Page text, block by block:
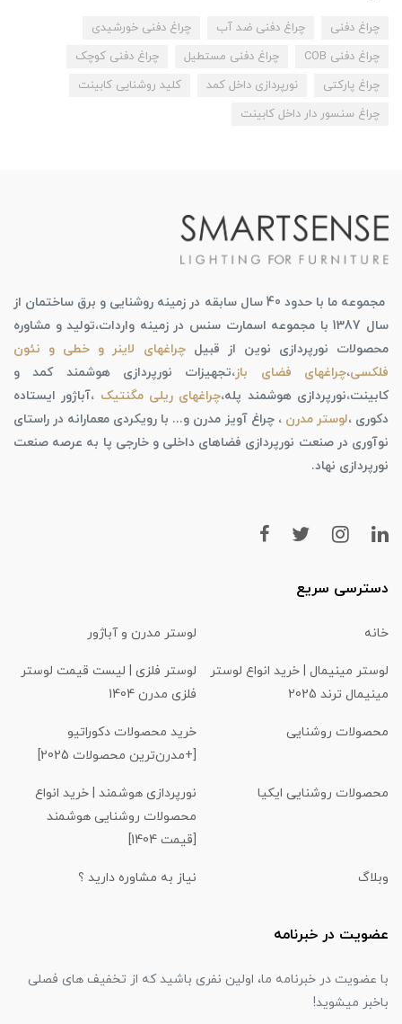
چراغ دفنی چراغ دفنی ضد آب
چراغ دفنی خورشیدی
چراغ دفنی COB
چراغ دفنی مستطیل
چراغ دفنی کوچک
چراغ پارکتی
نورپردازی داخل کمد
کلید روشنایی کابینت
چراغ سنسور دار داخل کابینت
مجموعه ما با حدود 40 سال سابقه در زمینه روشنایی و برق ساختمان از
سال 1387 با مجموعه اسمارت سنس در زمینه واردات،تولید و مشاوره
محصولات نورپردازی نوین از قبیلچراغهای لاینر و خطی و نئون
فلکسی،چراغهای فضای باز،تجهیزات نورپردازی هوشمند کمد و
کابینت،نورپردازی هوشمند پله،چراغهای ریلی مگنتیک ،آباژور ایستاده
دکوری ،لوستر مدرن ، چراغ آویز مدرن و... با رویکردی معمارانه در راستای
نوآوری در صنعت نورپردازی فضاهای داخلی و خارجی پا به عرصه صنعت
نورپردازی نهاد.
دسترسی سریع
خانه لوستر مدرن و آباژور
لوستر مینیمال | خرید انواع لوستر
مینیمال ترند 2025
لوستر فلزی | لیست قیمت لوستر
فلزی مدرن 1404
محصولات روشنایی
خرید محصولات دکوراتیو
[+مدرن‌ترین محصولات 2025]
محصولات روشنایی ایکیا
نورپردازی هوشمند | خرید انواع
محصولات روشنایی هوشمند
[قیمت 1404]
وبلاگ نیاز به مشاوره دارید ؟
عضویت در خبرنامه
با عضویت در خبرنامه ما، اولین نفری باشید که از تخفیف های فصلی
باخبر میشوید!